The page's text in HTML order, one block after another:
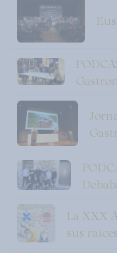
La XXX
sus